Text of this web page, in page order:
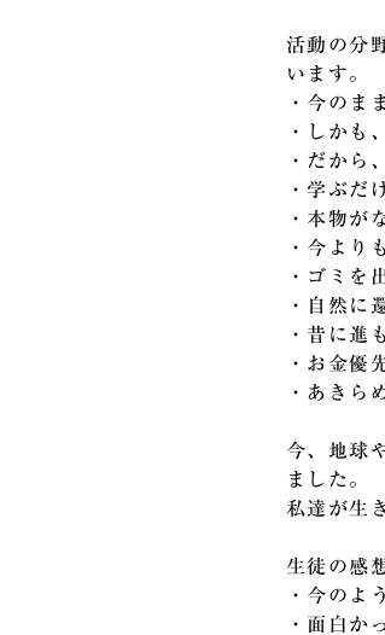
活動の分
います。
・今のま
・しかも
・だから
・学ぶだ
・本物が
・今より
・ゴミを
・自然に
・昔に進
・お金優
・あきら
今、地球
ました。
私達が生
生徒の感
・今のよ
・面白か